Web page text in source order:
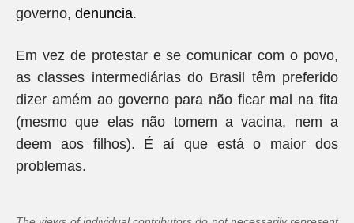
governo, denuncia.
Em vez de protestar e se comunicar com o povo,
as classes intermediárias do Brasil têm preferido
dizer amém ao governo para não ficar mal na fita
(mesmo que elas não tomem a vacina, nem a
deem aos filhos). É aí que está o maior dos
problemas.